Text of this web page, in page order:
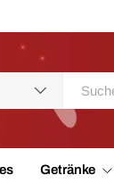
Getränke